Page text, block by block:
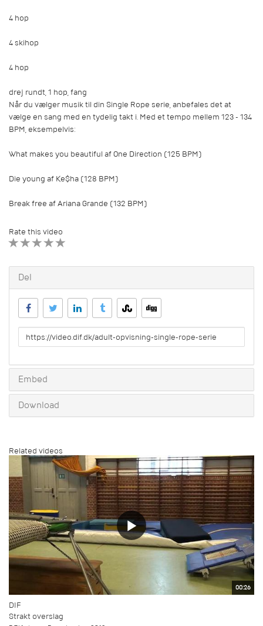
4 hop
4 skihop
4 hop
drej rundt, 1 hop, fang
Når du vælger musik til din Single Rope serie, anbefales det at
vælge en sang med en tydelig takt i. Med et tempo mellem 123 - 134
BPM, eksempelvis:
What makes you beautiful af One Direction (125 BPM)
Die young af Ke$ha (128 BPM)
Break free af Ariana Grande (132 BPM)
Rate this video
Del
URL
to
Embed
Download
Related videos
00:26
DIF
Strakt overslag